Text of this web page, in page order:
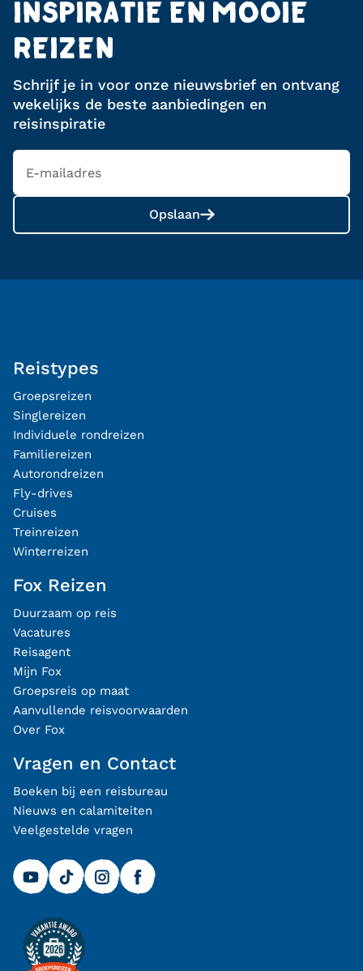
INSPIRATIE EN MOOIE
REIZEN
Schrijf je in voor onze nieuwsbrief en ontvang
wekelijks de beste aanbiedingen en
reisinspiratie
Opslaan
Reistypes
Groepsreizen
Singlereizen
Individuele rondreizen
Familiereizen
Autorondreizen
Fly-drives
Cruises
Treinreizen
Winterreizen
Fox Reizen
Duurzaam op reis
Vacatures
Reisagent
Mijn Fox
Groepsreis op maat
Aanvullende reisvoorwaarden
Over Fox
Vragen en Contact
Boeken bij een reisbureau
Nieuws en calamiteiten
Veelgestelde vragen